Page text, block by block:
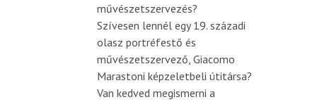
művészetszervezés?
Szívesen lennél egy 19. századi
olasz portréfestő és
művészetszervező, Giacomo
Marastoni képzeletbeli útitársa?
Van kedved megismerni a